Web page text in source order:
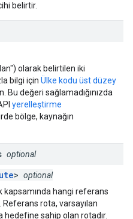
belirtir.
olarak belirtilen iki
bilgi için Ülke kodu üst düzey
Bu değeri sağlamadığınızda
yerelleştirme
bölge, kaynağın
optional
> optional
kapsamında hangi referans
Referans rota, varsayılan
sahip olan rotadır.